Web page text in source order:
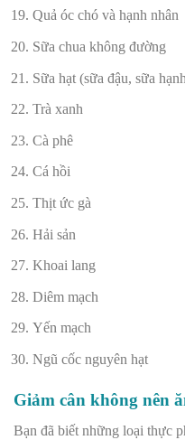
Quả óc chó và hạnh nhân
Sữa chua không đường
Sữa hạt (sữa đậu, sữa
Trà xanh
Cà phê
Cá hồi
Thịt ức gà
Hải sản
Khoai lang
Diêm mạch
Yến mạch
Ngũ cốc nguyên hạt
Giảm cân không nên
Bạn đã biết những loại thực